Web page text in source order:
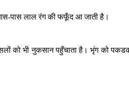
आस-पास लाल रंग की फफूँद आ जाती है।
को भी नुकसान पहुँचाता है। भृंग को